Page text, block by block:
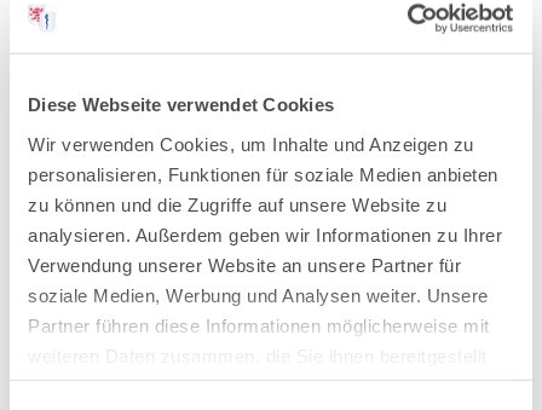
Diese Webseite verwendet Cookies
Wir verwenden Cookies, um Inhalte und Anzeigen zu
personalisieren, Funktionen für soziale Medien anbieten
zu können und die Zugriffe auf unsere Website zu
analysieren. Außerdem geben wir Informationen zu Ihrer
Verwendung unserer Website an unsere Partner für
soziale Medien, Werbung und Analysen weiter. Unsere
Partner führen diese Informationen möglicherweise mit
haben oder die sie im Rahmen Ihrer Nutzung der Dienste
Promotionspreis der
Landesärztekammer für Dr. med.
Andreas Vlachos
Pressemitteilung
Frankfurt. Seit 1966 vergibt die hessische Landesärztekammer
einen Preis für die beste Dissertation der drei medizinischen
Fakultäten in Hessen (Frankfurt, Gießen und Marburg). Der
"Promotionspreis…